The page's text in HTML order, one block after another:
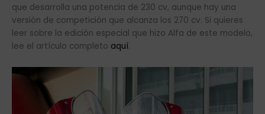
que desarrolla una potencia de 230 cv, aunque hay una
versión de competición que alcanza los 270 cv. Si quieres
leer sobre la edición especial que hizo Alfa de este modelo,
lee el artículo completo aquí.